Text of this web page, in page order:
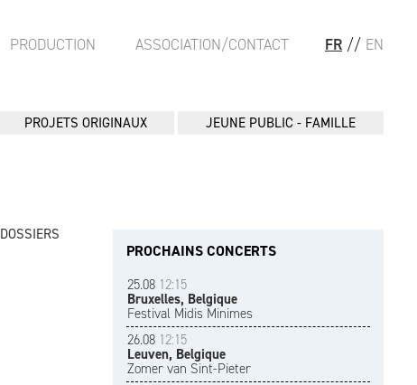
FR // EN
PRODUCTION ASSOCIATION/CONTACT
PROJETS ORIGINAUX JEUNE PUBLIC - FAMILLE
DOSSIERS
PROCHAINS CONCERTS
25.08 12:15
Bruxelles, Belgique
Festival Midis Minimes
26.08 12:15
Leuven, Belgique
Zomer van Sint-Pieter